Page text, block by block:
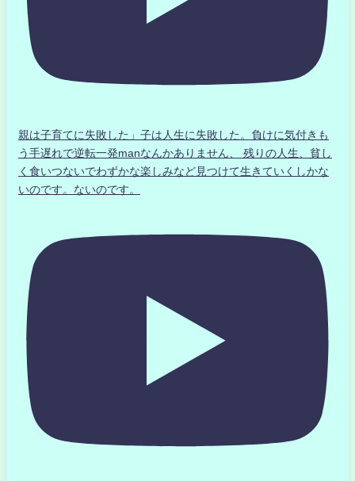
親は子育てに失敗した」子は人生に失敗した。負けに気付きも
う手遅れで逆転一発manなんかありません、 残りの人生、貧し
く食いつないでわずかな楽しみなど見つけて生きていくしかな
いのです。ないのです。